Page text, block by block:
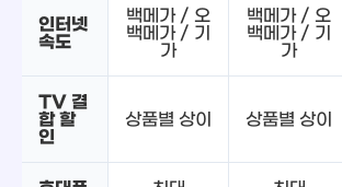
인터넷
속도
백메가 / 오
백메가 / 기
가
백메가 / 오
백메가 / 기
가
TV 결
합 할
인
상품별 상이 상품별 상이